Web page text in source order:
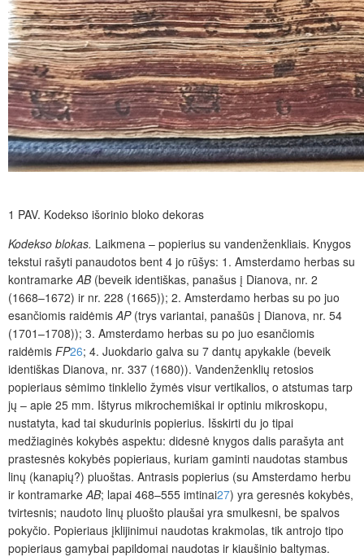
1 PAV. Kodekso išorinio bloko dekoras
Kodekso blokas. Laikmena – popierius su vandenženkliais. Knygos
tekstui rašyti panaudotos bent 4 jo rūšys: 1. Amsterdamo herbas su
kontramarke AB(beveik identiškas, panašus į Dianova, nr. 2
(1668–1672) ir nr. 228 (1665)); 2. Amsterdamo herbas su po juo
esančiomis raidėmis AP (trys variantai, panašūs į Dianova, nr. 54
(1701–1708)); 3. Amsterdamo herbas su po juo esančiomis
raidėmis FP26; 4. Juokdario galva su 7 dantų apykakle (beveik
identiškas Dianova, nr. 337 (1680)). Vandenženklių retosios
popieriaus sėmimo tinklelio žymės visur vertikalios, o atstumas tarp
jų – apie 25 mm. Ištyrus mikrochemiškai ir optiniu mikroskopu,
nustatyta, kad tai skudurinis popierius. Išskirti du jo tipai
medžiaginės kokybės aspektu: didesnė knygos dalis parašyta ant
prastesnės kokybės popieriaus, kuriam gaminti naudotas stambus
linų (kanapių?) pluoštas. Antrasis popierius (su Amsterdamo herbu
ir kontramarke AB; lapai 468–555 imtinai27) yra geresnės kokybės,
tvirtesnis; naudoto linų pluošto plaušai yra smulkesni, be spalvos
pokyčio. Popieriaus įklijinimui naudotas krakmolas, tik antrojo tipo
popieriaus gamybai papildomai naudotas ir kiaušinio baltymas.